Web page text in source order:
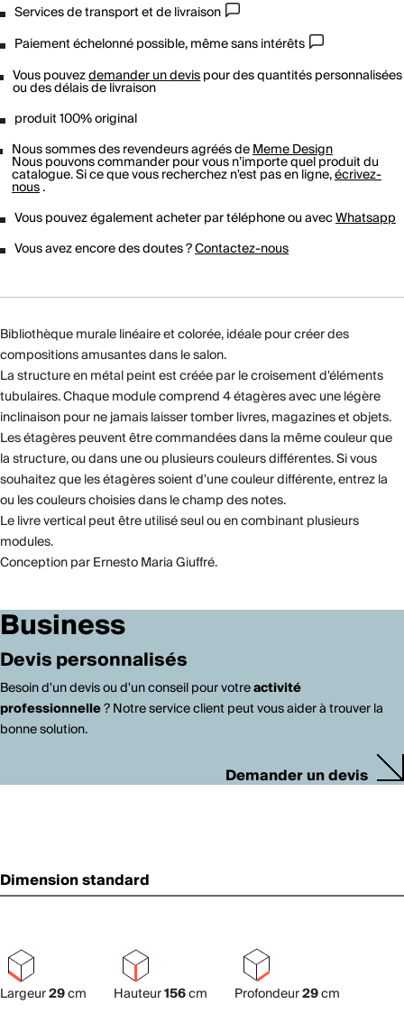
Services de transport et de livraison
Paiement échelonné possible, même sans intérêts
Vous pouvezdemander un devispour des quantités personnalisées
ou des délais de livraison
produit 100% original
Nous sommes des revendeurs agréés deMeme Design
Nous pouvons commander pour vous n’importe quel produit du
catalogue. Si ce que vous recherchez n'est pas en ligne,écrivez-
nous.
Vous pouvez également acheter par téléphone ou avecWhatsapp
Vous avez encore des doutes ?Contactez-nous
Bibliothèque murale linéaire et colorée, idéale pour créer des
compositions amusantes dans le salon.
La structure en métal peint est créée par le croisement d'éléments
tubulaires. Chaque module comprend 4 étagères avec une légère
inclinaison pour ne jamais laisser tomber livres, magazines et objets.
Les étagères peuvent être commandées dans la même couleur que
la structure, ou dans une ou plusieurs couleurs différentes. Si vous
souhaitez que les étagères soient d'une couleur différente, entrez la
ou les couleurs choisies dans le champ des notes.
Le livre vertical peut être utilisé seul ou en combinant plusieurs
modules.
Conception par Ernesto Maria Giuffré.
Business
Devis personnalisés
Besoin d'un devis ou d'un conseil pour votreactivité
professionnelle? Notre service client peut vous aider à trouver la
bonne solution.
Demander un devis
Dimension standard
Largeur29cm Hauteur156cm Profondeur29cm